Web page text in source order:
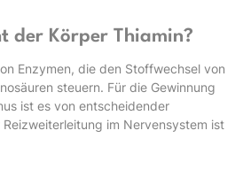
der Körper Thiamin?
Enzymen, die den Stoffwechsel von
steuern. Für die Gewinnung
ist es von entscheidender
im Nervensystem ist